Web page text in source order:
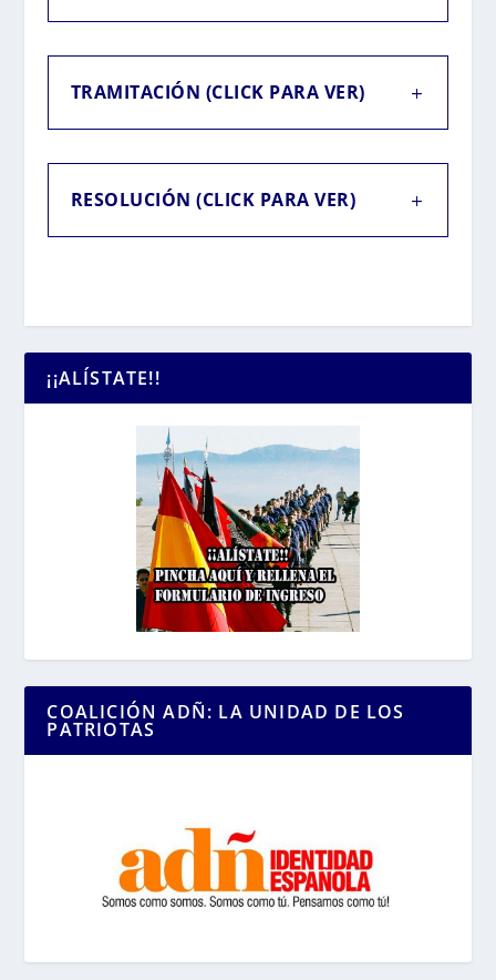
TRAMITACIÓN (CLICK PARA VER)
RESOLUCIÓN (CLICK PARA VER)
¡¡ALÍSTATE!!
COALICIÓN ADÑ: LA UNIDAD DE LOS
PATRIOTAS